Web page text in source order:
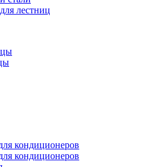
лестниц
кондиционеров
кондиционеров